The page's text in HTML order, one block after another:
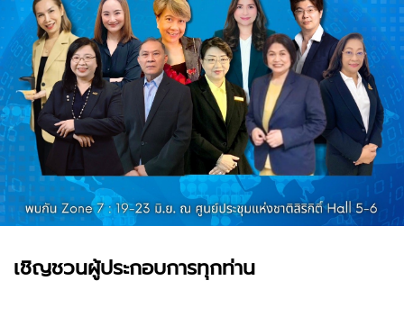
เชิญชวนผู้ประกอบการทุกท่าน